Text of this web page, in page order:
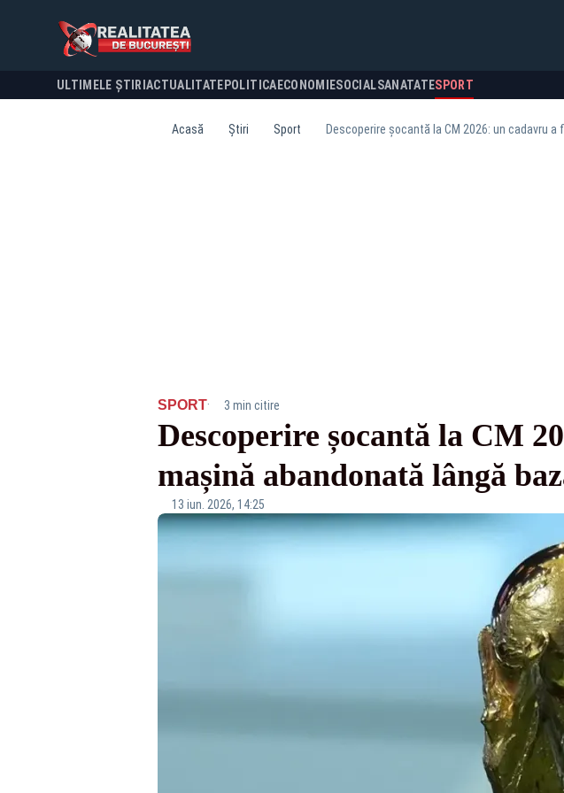
ULTIMELE ȘTIRI ACTUALITATE POLITICA ECONOMIESOCIALSANATATESPORT
Acasă Știri Sport Descoperire șocantă la CM 2026: un cadavru
SPORT· 3 min citire
Descoperire șocantă la CM
mașină abandonată lângă
13 iun. 2026, 14:25